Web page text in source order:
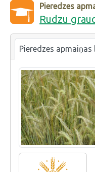
Pieredzes
Rudzu
Pieredzes apmaiņas